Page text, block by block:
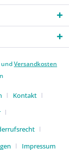
undVersandkosten
Kontakt
Impressum